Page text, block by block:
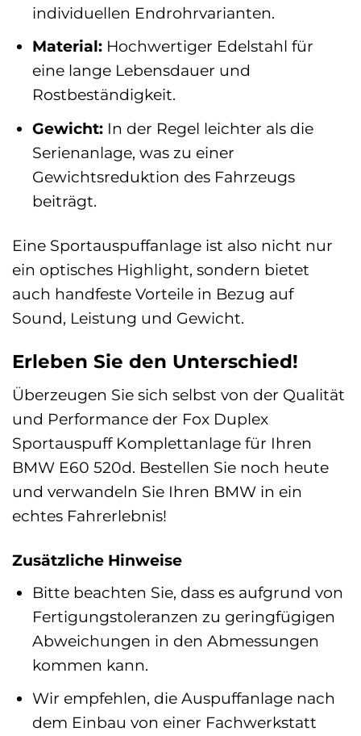
individuellen Endrohrvarianten.
Material:Hochwertiger Edelstahl für
eine lange Lebensdauer und
Rostbeständigkeit.
Gewicht:In der Regel leichter als die
Serienanlage, was zu einer
Gewichtsreduktion des Fahrzeugs
beiträgt.
Eine Sportauspuffanlage ist also nicht nur
ein optisches Highlight, sondern bietet
auch handfeste Vorteile in Bezug auf
Sound, Leistung und Gewicht.
Erleben Sie den Unterschied!
Überzeugen Sie sich selbst von der Qualität
und Performance der Fox Duplex
Sportauspuff Komplettanlage für Ihren
BMW E60 520d. Bestellen Sie noch heute
und verwandeln Sie Ihren BMW in ein
echtes Fahrerlebnis!
Zusätzliche Hinweise
Bitte beachten Sie, dass es aufgrund von
Fertigungstoleranzen zu geringfügigen
Abweichungen in den Abmessungen
kommen kann.
Wir empfehlen, die Auspuffanlage nach
dem Einbau von einer Fachwerkstatt